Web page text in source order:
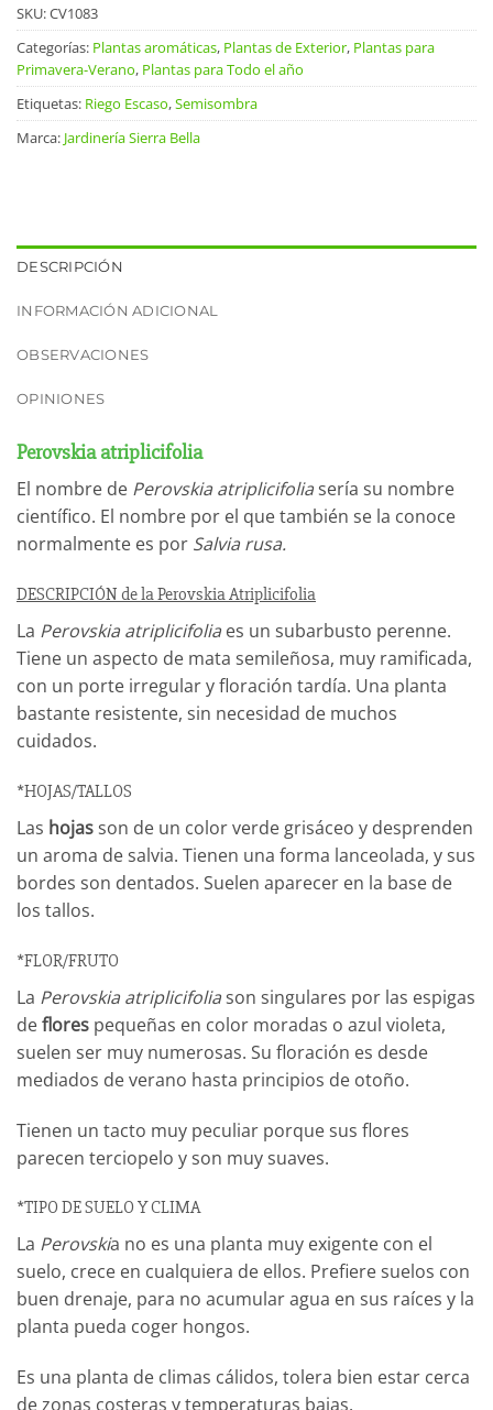
SKU:CV1083
Categorías: Plantas aromáticas, Plantas de Exterior, Plantas para
Primavera-Verano, Plantas para Todo el año
Etiquetas: Riego Escaso,Semisombra
Marca: Jardinería Sierra Bella
DESCRIPCIÓN
INFORMACIÓN ADICIONAL
OBSERVACIONES
OPINIONES
Perovskia atriplicifolia
El nombre de Perovskia atriplicifoliasería su nombre
científico. El nombre por el que también se la conoce
normalmente es por Salvia rusa.
DESCRIPCIÓN de la Perovskia Atriplicifolia
La Perovskia atriplicifolia es un subarbusto perenne.
Tiene un aspecto de mata semileñosa, muy ramificada,
con un porte irregular y floración tardía. Una planta
bastante resistente, sin necesidad de muchos
cuidados.
*HOJAS/TALLOS
Las hojasson de un color verde grisáceo y desprenden
un aroma de salvia. Tienen una forma lanceolada, y sus
bordes son dentados. Suelen aparecer en la base de
los tallos.
*FLOR/FRUTO
La Perovskia atriplicifoliason singulares por las espigas
deflores pequeñas en color moradas o azul violeta,
suelen ser muy numerosas. Su floración es desde
mediados de verano hasta principios de otoño.
Tienen un tacto muy peculiar porque sus flores
parecen terciopelo y son muy suaves.
*TIPO DE SUELO Y CLIMA
La Perovskia no es una planta muy exigente con el
suelo, crece en cualquiera de ellos. Prefiere suelos con
buen drenaje, para no acumular agua en sus raíces y la
planta pueda coger hongos.
Es una planta de climas cálidos, tolera bien estar cerca
de zonas costeras y temperaturas bajas.